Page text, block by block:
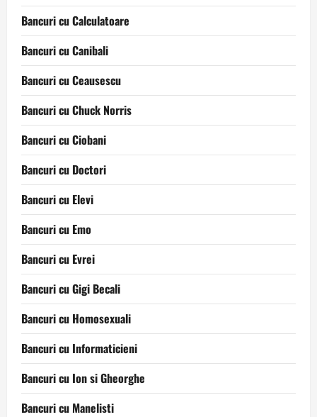
Bancuri cu Calculatoare
Bancuri cu Canibali
Bancuri cu Ceausescu
Bancuri cu Chuck Norris
Bancuri cu Ciobani
Bancuri cu Doctori
Bancuri cu Elevi
Bancuri cu Emo
Bancuri cu Evrei
Bancuri cu Gigi Becali
Bancuri cu Homosexuali
Bancuri cu Informaticieni
Bancuri cu Ion si Gheorghe
Bancuri cu Manelisti